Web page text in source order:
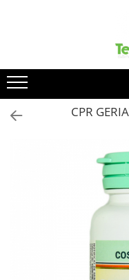
SUPLIMENTE ARTICULATII
ANTIINFLAMATOARE
SUPLIMENTE TONICE
SUPLIMENTE DIABET
SUPLIMENTE DIVERSE
SUPLIMENTE HORMONALE
SUPLIMENTE CARDIO
CPR